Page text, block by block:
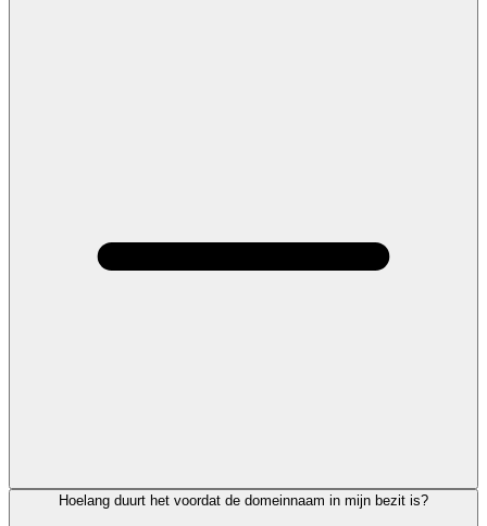
Hoelang duurt het voordat de domeinnaam in mijn bezit is?